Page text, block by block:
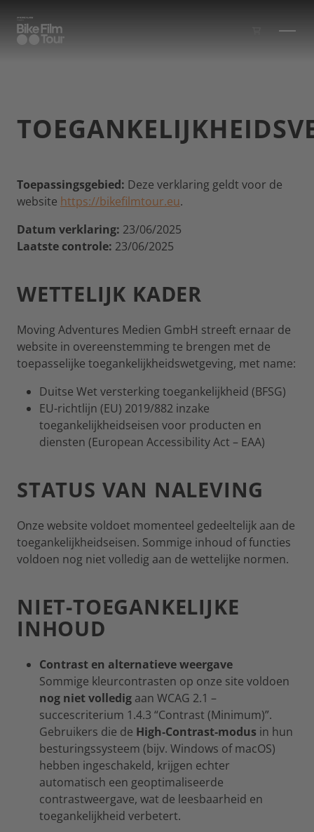
Toepassingsgebied: Deze verklaring geldt voor de
website https://bikefilmtour.eu.
Datum verklaring: 23/06/2025
Laatste controle: 23/06/2025
WETTELIJK KADER
Moving Adventures Medien GmbH streeft ernaar de
website in overeenstemming te brengen met de
toepasselijke toegankelijkheidswetgeving, met name:
Duitse Wet versterking toegankelijkheid (BFSG)
EU-richtlijn (EU) 2019/882 inzake
toegankelijkheidseisen voor producten en
diensten (European Accessibility Act – EAA)
STATUS VAN NALEVING
Onze website voldoet momenteel gedeeltelijk aan de
toegankelijkheidseisen. Sommige inhoud of functies
voldoen nog niet volledig aan de wettelijke normen.
NIET-TOEGANKELIJKE
INHOUD
Contrast en alternatieve weergave
Sommige kleurcontrasten op onze site voldoen
nog niet volledig aan WCAG 2.1 –
succescriterium 1.4.3 “Contrast (Minimum)”.
Gebruikers die de High‑Contrast‑modus in hun
besturingssysteem (bijv. Windows of macOS)
hebben ingeschakeld, krijgen echter
automatisch een geoptimaliseerde
contrastweergave, wat de leesbaarheid en
toegankelijkheid verbetert.